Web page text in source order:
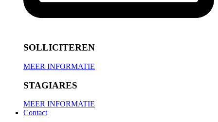
SOLLICITEREN
MEER INFORMATIE
STAGIARES
MEER INFORMATIE
Contact